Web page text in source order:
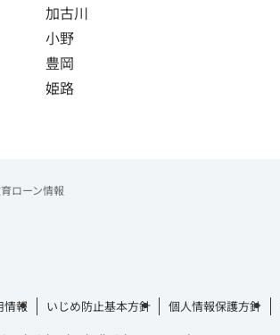
加古川
小野
豊岡
姫路
ローン情報
情報 いじめ防止基本方針 個人情報保護方針